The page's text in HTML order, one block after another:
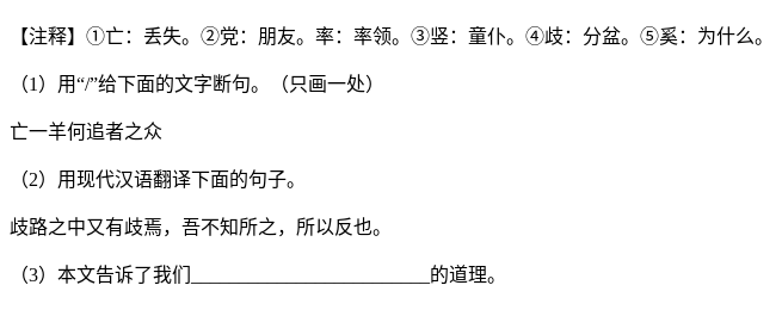
【注释】①亡：丢失。②党：朋友。率：率领。③竖：童仆。④歧：分盆。⑤奚：为什么。
（1）用“/”给下面的文字断句。（只画一处）
亡一羊何追者之众
（2）用现代汉语翻译下面的句子。
歧路之中又有歧焉，吾不知所之，所以反也。
（3）本文告诉了我们_________________________的道理。